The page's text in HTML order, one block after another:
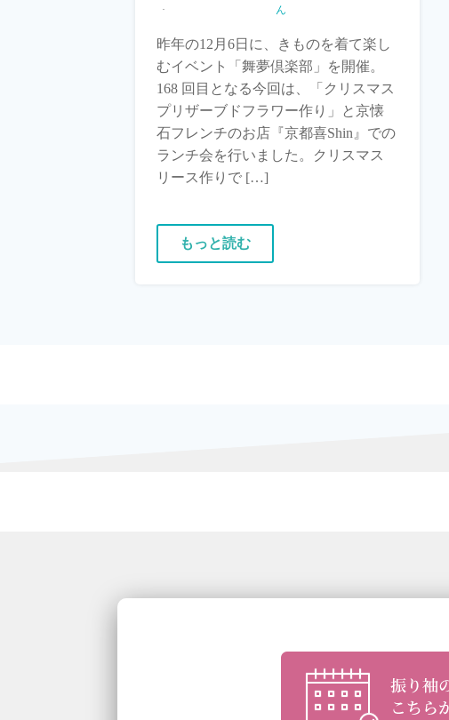
ん
昨年の12月6日に、きものを着て楽し
むイベント「舞夢倶楽部」を開催。
168 回目となる今回は、「クリスマス
プリザーブドフラワー作り」と京懐
石フレンチのお店『京都喜Shin』での
ランチ会を行いました。クリスマス
リース作りで […]
もっと読む